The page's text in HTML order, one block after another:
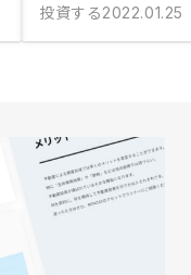
投資する2022.01.25